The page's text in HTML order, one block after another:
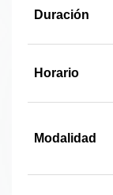
Duración
Horario
Modalidad